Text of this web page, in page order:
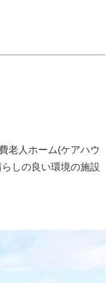
老人ホーム(ケアハウ
しの良い環境の施設